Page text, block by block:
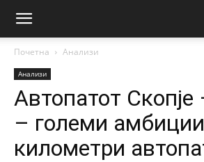
Почетна Анализи
Анализи
Автопатот
– големи
километри